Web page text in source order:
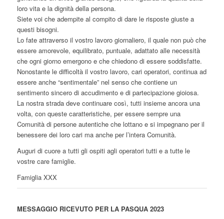
loro vita e la dignità della persona.
Siete voi che adempite al compito di dare le risposte giuste a
questi bisogni.
Lo fate attraverso il vostro lavoro giornaliero, il quale non può che
essere amorevole, equilibrato, puntuale, adattato alle necessità
che ogni giorno emergono e che chiedono di essere soddisfatte.
Nonostante le difficoltà il vostro lavoro, cari operatori, continua ad
essere anche “sentimentale” nel senso che contiene un
sentimento sincero di accudimento e di partecipazione gioiosa.
La nostra strada deve continuare così, tutti insieme ancora una
volta, con queste caratteristiche, per essere sempre una
Comunità di persone autentiche che lottano e si impegnano per il
benessere dei loro cari ma anche per l’intera Comunità.
Auguri di cuore a tutti gli ospiti agli operatori tutti e a tutte le
vostre care famiglie.
Famiglia XXX
MESSAGGIO RICEVUTO PER LA PASQUA 2023